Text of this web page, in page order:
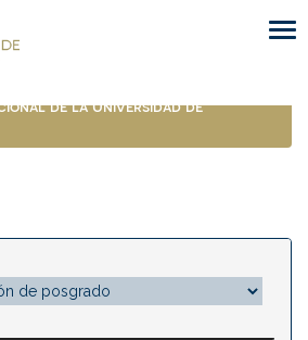
de la Universidad de